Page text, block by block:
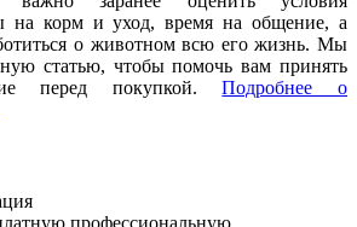
на корм и уход, время на общение, а
о животном всю его жизнь. Мы
статью, чтобы помочь вам принять
перед покупкой.Подробнее о
профессиональную